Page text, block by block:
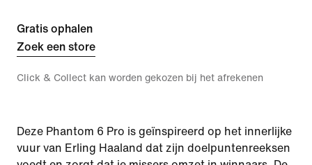
Gratis ophalen
Zoek een store
Click & Collect kan worden gekozen bij het afrekenen
Deze Phantom 6 Pro is geïnspireerd op het innerlijke
vuur van Erling Haaland dat zijn doelpuntenreeksen